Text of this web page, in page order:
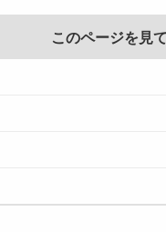
このページを見